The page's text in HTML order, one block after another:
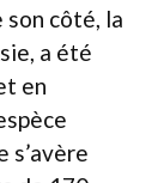
côté, la
a été
en
s’avère